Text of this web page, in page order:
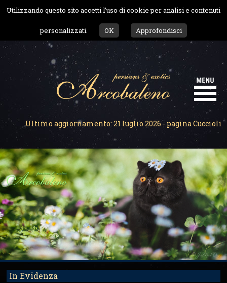
Utilizzando questo sito accetti l’uso di cookie per analisi e contenuti
personalizzati. OK Approfondisci
Ultimo aggiornamento: 21 luglio 2026 - pagina Cuccioli
In Evidenza